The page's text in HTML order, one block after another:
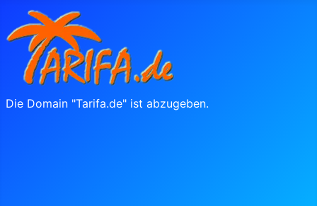
Die Domain "Tarifa.de" ist abzugeben.